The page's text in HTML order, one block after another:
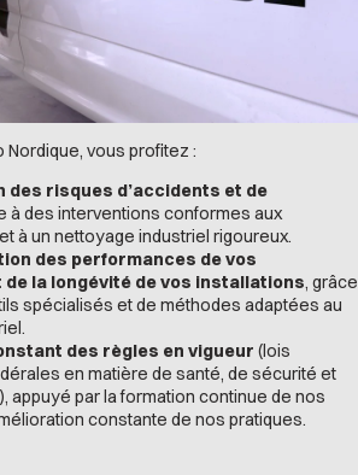
Nordique, vous profitez :
des risques d’accidents et de
à des interventions conformes aux
à un nettoyage industriel rigoureux.
des performances de vos
de la longévité de vos installations, grâce
spécialisés et de méthodes adaptées au
des règles en vigueur (lois
en matière de santé, de sécurité et
appuyé par la formation continue de nos
constante de nos pratiques.